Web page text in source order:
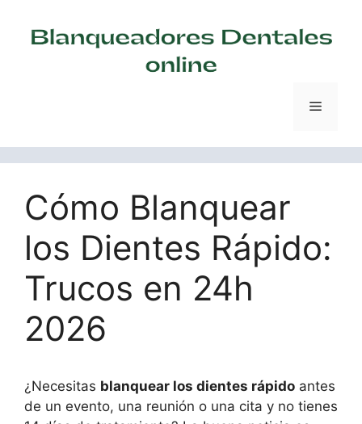
contenido
Menú
Cómo Blanquear
los Dientes Rápido:
Trucos en 24h
2026
¿Necesitas blanquear los dientes rápido antes
de un evento, una reunión o una cita y no tienes